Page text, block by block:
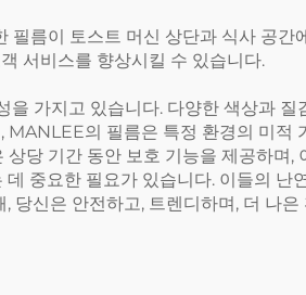
름이 토스트 머신 상단과 식사 공
서비스를 향상시킬 수 있습니다.
가지고 있습니다. 다양한 색상과
의 필름은 특정 환경의 미적
당 기간 동안 보호 기능을 제공하며,
중요한 필요가 있습니다. 이들의 난
신은 안전하고, 트렌디하며, 더 나